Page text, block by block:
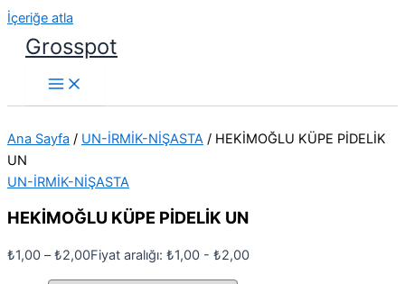
İçeriğe atla
Grosspot
Ana Sayfa / UN-İRMİK-NİŞASTA / HEKİMOĞLU KÜPE PİDELİK
UN
UN-İRMİK-NİŞASTA
HEKİMOĞLU KÜPE PİDELİK UN
₺1,00 –₺2,00Fiyat aralığı: ₺1,00 - ₺2,00